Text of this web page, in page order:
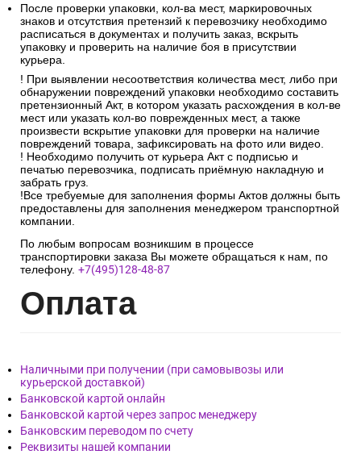
После проверки упаковки, кол-ва мест, маркировочных
знаков и отсутствия претензий к перевозчику необходимо
расписаться в документах и получить заказ, вскрыть
упаковку и проверить на наличие боя в присутствии
курьера.
! При выявлении несоответствия количества мест, либо при
обнаружении повреждений упаковки необходимо составить
претензионный Акт, в котором указать расхождения в кол-ве
мест или указать кол-во поврежденных мест, а также
произвести вскрытие упаковки для проверки на наличие
повреждений товара, зафиксировать на фото или видео.
! Необходимо получить от курьера Акт с подписью и
печатью перевозчика, подписать приёмную накладную и
забрать груз.
!Все требуемые для заполнения формы Актов должны быть
предоставлены для заполнения менеджером транспортной
компании.
По любым вопросам возникшим в процессе
транспортировки заказа Вы можете обращаться к нам, по
телефону. +7(495)128-48-87
Оплата
Наличными при получении (при самовывозы или
курьерской доставкой)
Банковской картой онлайн
Банковской картой через запрос менеджеру
Банковским переводом по счету
Реквизиты нашей компании